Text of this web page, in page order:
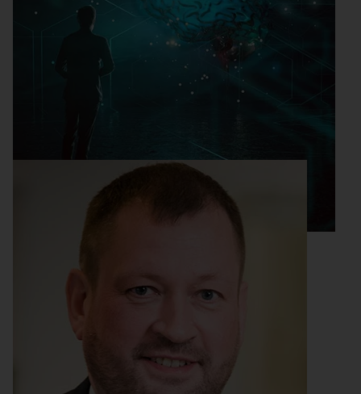
Druck auf die KI
Die Antwort der Branche auf COVID-19 in allen
Aspekten – von neuen Medikamenten bis hin zu